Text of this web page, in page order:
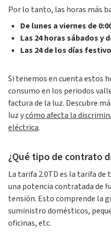
Por lo tanto, las horas más
De lunes a viernes de
Las 24 horas sábados y
Las 24 de los días
Si tenemos en cuenta estos
consumo en los periodos
factura de la luz. Descubre
luz ycómo afecta la
eléctrica.
¿Qué tipo de contrato
La tarifa 2.0TD es la tarifa
una potencia contratada de
tensión. Esto comprende la
suministro domésticos,
oficinas, etc.